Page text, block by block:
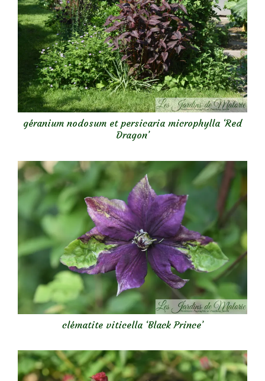
géranium nodosum et persicaria microphylla ‘Red
Dragon’
clématite viticella ‘Black Prince’